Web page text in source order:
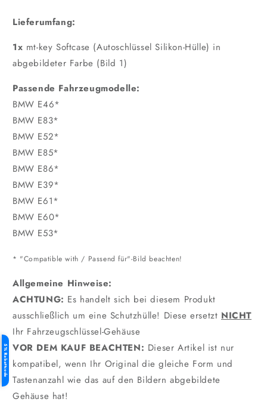
Lieferumfang:
1x mt-key Softcase (Autoschlüssel Silikon-Hülle) in
abgebildeter Farbe (Bild 1)
Passende Fahrzeugmodelle:
BMW E46*
BMW E83*
BMW E52*
BMW E85*
BMW E86*
BMW E39*
BMW E61*
BMW E60*
BMW E53*
* "Compatible with / Passend für"-Bild beachten!
Allgemeine Hinweise:
ACHTUNG: Es handelt sich bei diesem Produkt
ausschließlich um eine Schutzhülle! Diese ersetzt NICHT
Ihr Fahrzeugschlüssel-Gehäuse
VOR DEM KAUF BEACHTEN: Dieser Artikel ist nur
kompatibel, wenn Ihr Original die gleiche Form und
Tastenanzahl wie das auf den Bildern abgebildete
Gehäuse hat!
5% Rabattcode